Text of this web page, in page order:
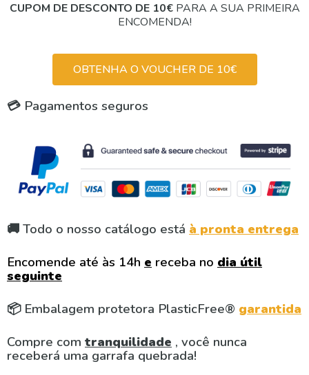
CUPOM DE DESCONTO DE 10€PARA A SUA PRIMEIRA
ENCOMENDA!
OBTENHA O VOUCHER DE 10€
💳 Pagamentos seguros
🚚 Todo o nosso catálogo está à pronta entrega
Encomende até às 14h e receba no dia útil
seguinte
📦 Embalagem protetora PlasticFree® garantida
Compre com tranquilidade , você nunca
receberá uma garrafa quebrada!